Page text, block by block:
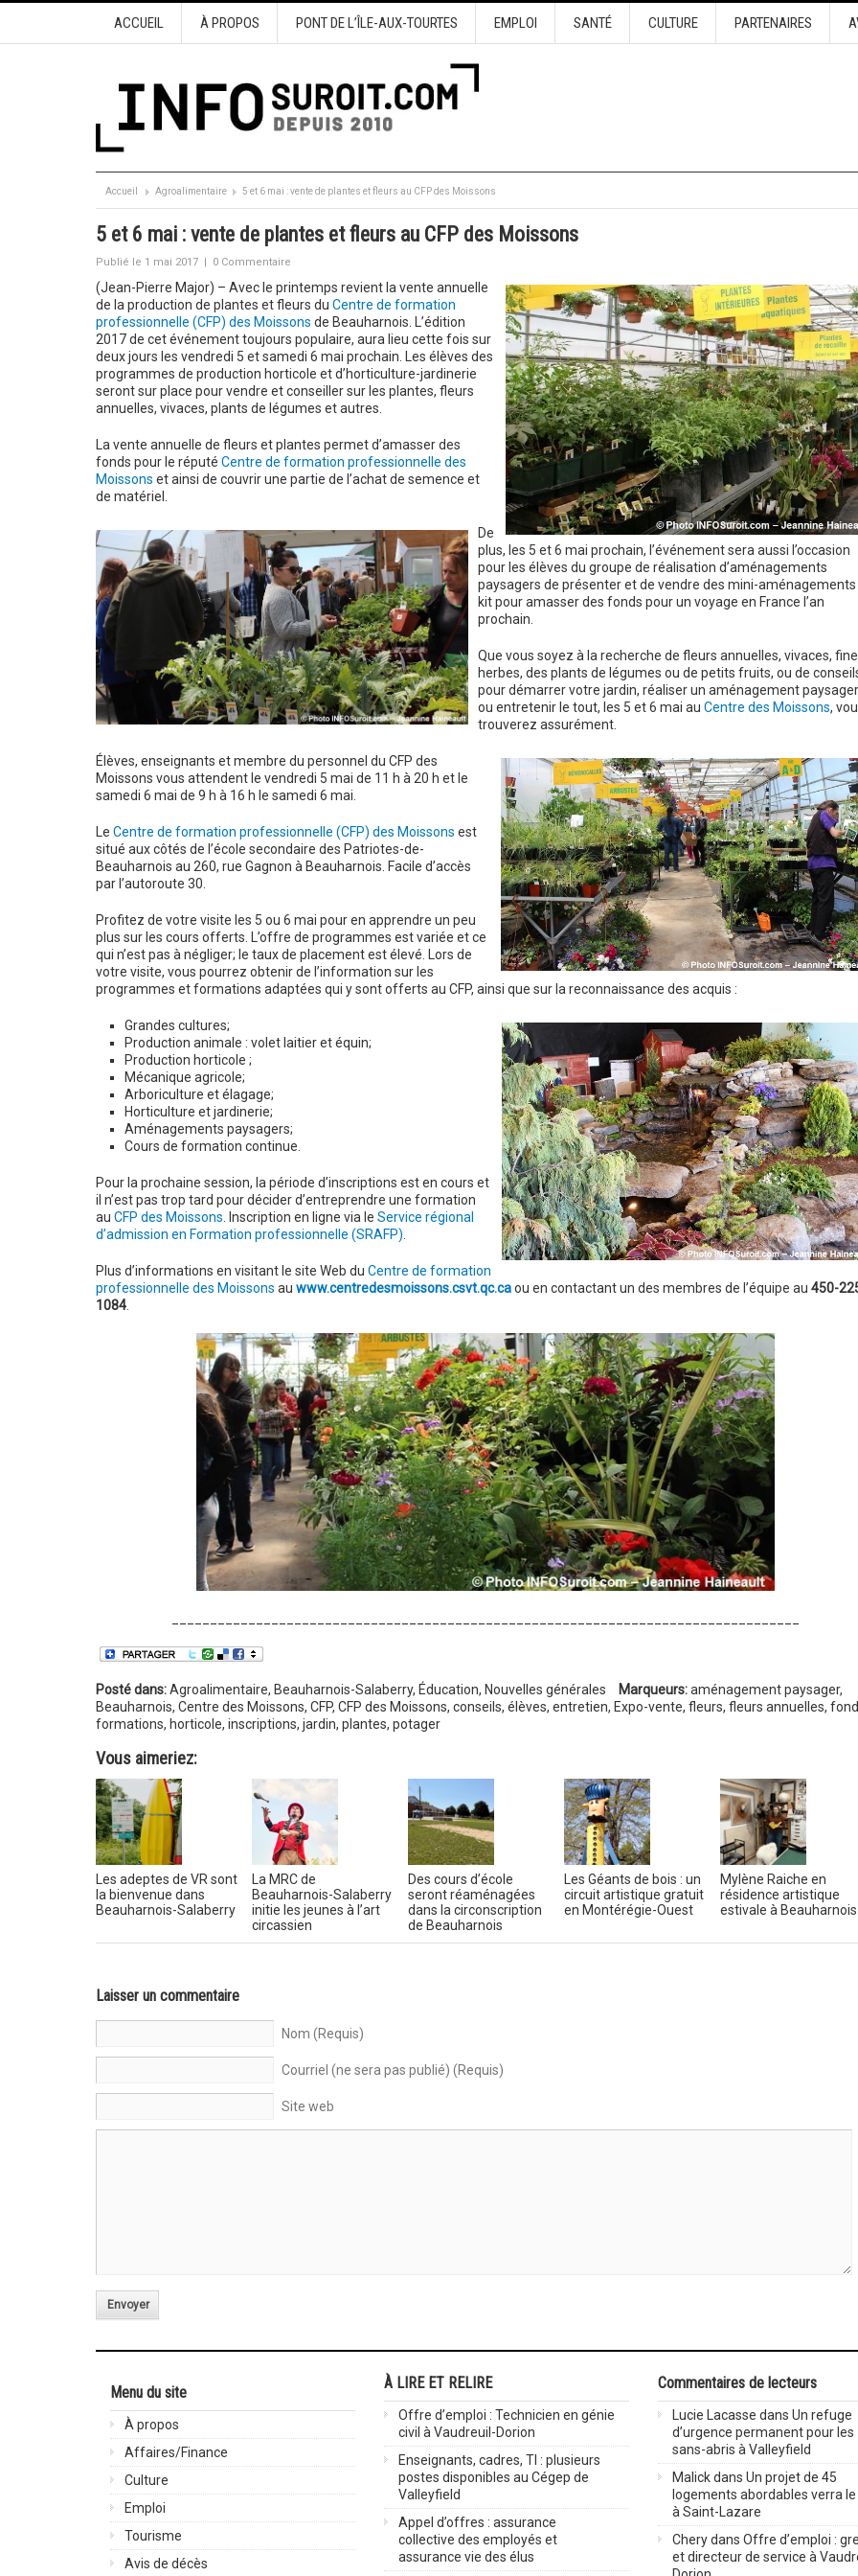
ACCUEIL À PROPOS PONT DE L’ÎLE-AUX-TOURTES EMPLOI SANTÉ CULTURE PARTENAIRES
Accueil Agroalimentaire 5 et 6 mai : vente de plantes et fleurs au CFP des Moissons
5 et 6 mai : vente de plantes et fleurs au CFP des Moissons
Publié le 1 mai 2017 | 0 Commentaire
(Jean-Pierre Major) – Avec le printemps revient la vente annuelle
de la production de plantes et fleurs du Centre de formation
professionnelle (CFP) des Moissons de Beauharnois. L’édition
2017 de cet événement toujours populaire, aura lieu cette fois sur
deux jours les vendredi 5 et samedi 6 mai prochain. Les élèves des
programmes de production horticole et d’horticulture-jardinerie
seront sur place pour vendre et conseiller sur les plantes, fleurs
annuelles, vivaces, plants de légumes et autres.
La vente annuelle de fleurs et plantes permet d’amasser des
fonds pour le réputé Centre de formation professionnelle des
Moissons et ainsi de couvrir une partie de l’achat de semence et
de matériel.
De
plus, les 5 et 6 mai prochain, l’événement sera aussi l’occasion
pour les élèves du groupe de réalisation d’aménagements
paysagers de présenter et de vendre des mini-aménagements
kit pour amasser des fonds pour un voyage en France l’an
prochain.
Que vous soyez à la recherche de fleurs annuelles, vivaces,
herbes, des plants de légumes ou de petits fruits, ou de
pour démarrer votre jardin, réaliser un aménagement paysager
ou entretenir le tout, les 5 et 6 mai au Centre des Moissons,
trouverez assurément.
Élèves, enseignants et membre du personnel du CFP des
Moissons vous attendent le vendredi 5 mai de 11 h à 20 h et le
samedi 6 mai de 9 h à 16 h le samedi 6 mai.
Le Centre de formation professionnelle (CFP) des Moissons est
situé aux côtés de l’école secondaire des Patriotes-de-
Beauharnois au 260, rue Gagnon à Beauharnois. Facile d’accès
par l’autoroute 30.
Profitez de votre visite les 5 ou 6 mai pour en apprendre un peu
plus sur les cours offerts. L’offre de programmes est variée et ce
qui n’est pas à négliger; le taux de placement est élevé. Lors de
votre visite, vous pourrez obtenir de l’information sur les
programmes et formations adaptées qui y sont offerts au CFP, ainsi que sur la reconnaissance des acquis :
Grandes cultures;
Production animale : volet laitier et équin;
Production horticole ;
Mécanique agricole;
Arboriculture et élagage;
Horticulture et jardinerie;
Aménagements paysagers;
Cours de formation continue.
Pour la prochaine session, la période d’inscriptions est en cours et
il n’est pas trop tard pour décider d’entreprendre une formation
au CFP des Moissons . Inscription en ligne via le Service régional
d’admission en Formation professionnelle (SRAFP)
Plus d’informations en visitant le site Web du Centre de formation
professionnelle des Moissons au www.centredesmoissons.csvt.qc.caou en contactant un des membres de l’équipe au 450-
1084.
Posté dans:Agroalimentaire, Beauharnois-Salaberry, Éducation, Nouvelles générales Marqueurs: aménagement paysager,
Beauharnois, Centre des Moissons, CFP, CFP des Moissons, conseils, élèves, entretien, Expo-vente, fleurs, fleurs annuelles,
formations, horticole, inscriptions, jardin, plantes, potager
Vous aimeriez:
Les adeptes de VR sont
la bienvenue dans
Beauharnois-Salaberry
La MRC de
Beauharnois-Salaberry
initie les jeunes à l’art
circassien
Des cours d’école
seront réaménagées
dans la circonscription
de Beauharnois
Les Géants de bois : un
circuit artistique gratuit
en Montérégie-Ouest
Mylène Raiche en
résidence artistique
estivale à Beauharnois
Laisser un commentaire
Nom (Requis)
Courriel (ne sera pas publié) (Requis)
Site web
Envoyer
Menu du site
À propos
Affaires/Finance
Culture
Emploi
Tourisme
Avis de décès
À LIRE ET RELIRE
Offre d’emploi : Technicien en génie
civil à Vaudreuil-Dorion
Enseignants, cadres, TI : plusieurs
postes disponibles au Cégep de
Valleyfield
Appel d’offres : assurance
collective des employés et
assurance vie des élus
Commentaires de lecteurs
Lucie Lacasse dans Un refuge
d’urgence permanent pour les
sans-abris à Valleyfield
Malickdans Un projet de 45
logements abordables verra
à Saint-Lazare
Cherydans Offre d’emploi :
et directeur de service à